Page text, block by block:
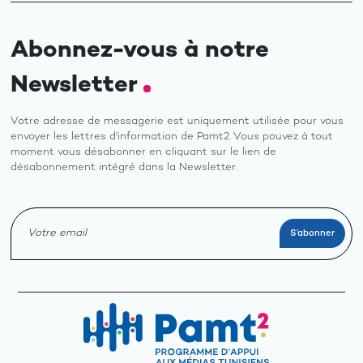
Abonnez-vous à notre
Newsletter
Votre adresse de messagerie est uniquement utilisée pour vous
envoyer les lettres d'information de Pamt2. Vous pouvez à tout
moment vous désabonner en cliquant sur le lien de
désabonnement intégré dans la Newsletter.